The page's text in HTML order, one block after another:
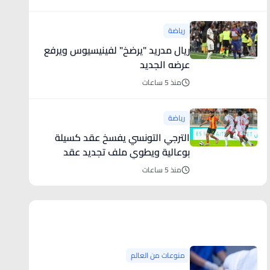
رياضة
ريال مدريد "يرضخ" لفينيسيوس ويرفع
عرضه الجديد
منذ 5 ساعات
رياضة
الترجي التونسي يفسخ عقد كسيلة
بوعالية ويطوي ملف تجديد عقد
بلايلي ا
منذ 5 ساعات
منوعات من العالم